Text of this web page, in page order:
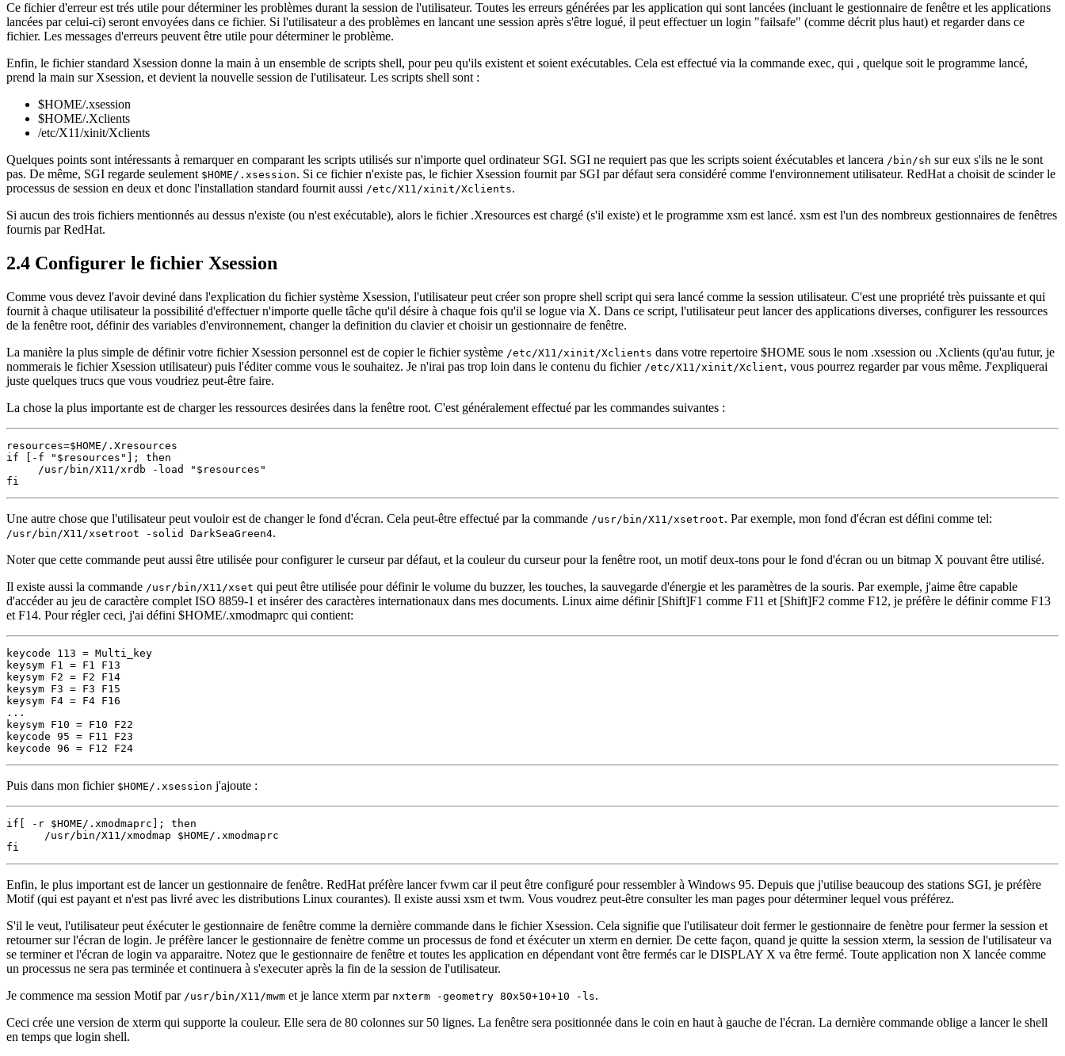
Ce fichier d'erreur est trés utile pour déterminer les problèmes durant la session de l'utilisateur. Toutes les erreurs générées par les application qui sont lancées (incluant le gestionnaire de fenêtre et les applications
lancées par celui-ci) seront envoyées dans ce fichier. Si l'utilisateur a des problèmes en lancant une session après s'être logué, il peut effectuer un login "failsafe" (comme décrit plus haut) et regarder dans ce
fichier. Les messages d'erreurs peuvent être utile pour déterminer le problème.
Enfin, le fichier standard Xsession donne la main à un ensemble de scripts shell, pour peu qu'ils existent et soient exécutables. Cela est effectué via la commande exec, qui , quelque soit le programme lancé,
prend la main sur Xsession, et devient la nouvelle session de l'utilisateur. Les scripts shell sont :
$HOME/.xsession
$HOME/.Xclients
/etc/X11/xinit/Xclients
Quelques points sont intéressants à remarquer en comparant les scripts utilisés sur n'importe quel ordinateur SGI. SGI ne requiert pas que les scripts soient éxécutables et lancera /bin/sh sur eux s'ils ne le sont
pas. De même, SGI regarde seulement $HOME/.xsession. Si ce fichier n'existe pas, le fichier Xsession fournit par SGI par défaut sera considéré comme l'environnement utilisateur. RedHat a choisit de scinder le
processus de session en deux et donc l'installation standard fournit aussi /etc/X11/xinit/Xclients.
Si aucun des trois fichiers mentionnés au dessus n'existe (ou n'est exécutable), alors le fichier .Xresources est chargé (s'il existe) et le programme xsm est lancé. xsm est l'un des nombreux gestionnaires de fenêtres
fournis par RedHat.
2.4 Configurer le fichier Xsession
Comme vous devez l'avoir deviné dans l'explication du fichier système Xsession, l'utilisateur peut créer son propre shell script qui sera lancé comme la session utilisateur. C'est une propriété très puissante et qui
fournit à chaque utilisateur la possibilité d'effectuer n'importe quelle tâche qu'il désire à chaque fois qu'il se logue via X. Dans ce script, l'utilisateur peut lancer des applications diverses, configurer les ressources
de la fenêtre root, définir des variables d'environnement, changer la definition du clavier et choisir un gestionnaire de fenêtre.
La manière la plus simple de définir votre fichier Xsession personnel est de copier le fichier système /etc/X11/xinit/Xclients dans votre repertoire $HOME sous le nom .xsession ou .Xclients (qu'au futur, je
nommerais le fichier Xsession utilisateur) puis l'éditer comme vous le souhaitez. Je n'irai pas trop loin dans le contenu du fichier /etc/X11/xinit/Xclient, vous pourrez regarder par vous même. J'expliquerai
juste quelques trucs que vous voudriez peut-être faire.
La chose la plus importante est de charger les ressources desirées dans la fenêtre root. C'est généralement effectué par les commandes suivantes :
resources=$HOME/.Xresources
if [-f "$resources"]; then
     /usr/bin/X11/xrdb -load "$resources"
Une autre chose que l'utilisateur peut vouloir est de changer le fond d'écran. Cela peut-être effectué par la commande /usr/bin/X11/xsetroot. Par exemple, mon fond d'écran est défini comme tel:
/usr/bin/X11/xsetroot -solid DarkSeaGreen4.
Noter que cette commande peut aussi être utilisée pour configurer le curseur par défaut, et la couleur du curseur pour la fenêtre root, un motif deux-tons pour le fond d'écran ou un bitmap X pouvant être utilisé.
Il existe aussi la commande /usr/bin/X11/xset qui peut être utilisée pour définir le volume du buzzer, les touches, la sauvegarde d'énergie et les paramètres de la souris. Par exemple, j'aime être capable
d'accéder au jeu de caractère complet ISO 8859-1 et insérer des caractères internationaux dans mes documents. Linux aime définir [Shift]F1 comme F11 et [Shift]F2 comme F12, je préfère le définir comme F13
et F14. Pour régler ceci, j'ai défini $HOME/.xmodmaprc qui contient:
keycode 113 = Multi_key
keysym F1 = F1 F13
keysym F2 = F2 F14
keysym F3 = F3 F15
keysym F4 = F4 F16
...
keysym F10 = F10 F22
keycode 95 = F11 F23
Puis dans mon fichier $HOME/.xsession j'ajoute :
if[ -r $HOME/.xmodmaprc]; then
      /usr/bin/X11/xmodmap $HOME/.xmodmaprc
Enfin, le plus important est de lancer un gestionnaire de fenêtre. RedHat préfère lancer fvwm car il peut être configuré pour ressembler à Windows 95. Depuis que j'utilise beaucoup des stations SGI, je préfère
Motif (qui est payant et n'est pas livré avec les distributions Linux courantes). Il existe aussi xsm et twm. Vous voudrez peut-être consulter les man pages pour déterminer lequel vous préférez.
S'il le veut, l'utilisateur peut éxécuter le gestionnaire de fenêtre comme la dernière commande dans le fichier Xsession. Cela signifie que l'utilisateur doit fermer le gestionnaire de fenètre pour fermer la session et
retourner sur l'écran de login. Je préfère lancer le gestionnaire de fenètre comme un processus de fond et éxécuter un xterm en dernier. De cette façon, quand je quitte la session xterm, la session de l'utilisateur va
se terminer et l'écran de login va apparaitre. Notez que le gestionnaire de fenêtre et toutes les application en dépendant vont être fermés car le DISPLAY X va être fermé. Toute application non X lancée comme
un processus ne sera pas terminée et continuera à s'executer après la fin de la session de l'utilisateur.
Je commence ma session Motif par /usr/bin/X11/mwm et je lance xterm par nxterm -geometry 80x50+10+10 -ls.
Ceci crée une version de xterm qui supporte la couleur. Elle sera de 80 colonnes sur 50 lignes. La fenêtre sera positionnée dans le coin en haut à gauche de l'écran. La dernière commande oblige a lancer le shell
en temps que login shell.